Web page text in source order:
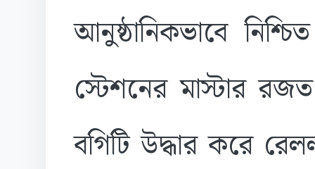
আনুষ্ঠানিকভাবে
স্টেশনের মাস্টার
বগিটি উদ্ধার করে